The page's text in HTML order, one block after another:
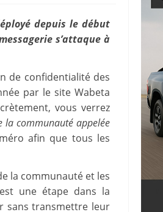
depuis le début
s’attaque à
de confidentialité des
par le site Wabeta
vous verrez
la communauté appelée
afin que tous les
la communauté et les
une étape dans la
sans transmettre leur